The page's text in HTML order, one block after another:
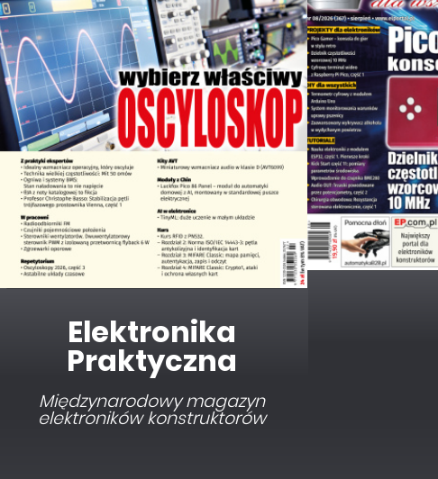
Elektronika dla
Wszystkich
Interesująca elektronika dla
pasjonatów